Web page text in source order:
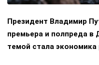
Президент Владимир
премьера и полпреда в
темой стала экономика